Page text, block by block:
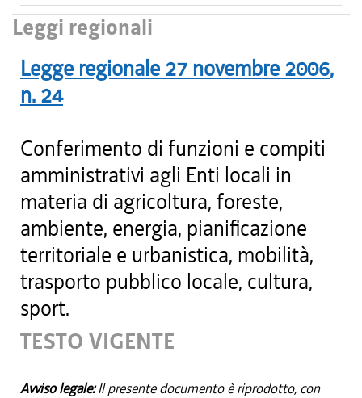
Leggi regionali
Legge regionale 27 novembre 2006,
n. 24
Conferimento di funzioni e compiti
amministrativi agli Enti locali in
materia di agricoltura, foreste,
ambiente, energia, pianificazione
territoriale e urbanistica, mobilità,
trasporto pubblico locale, cultura,
sport.
TESTO VIGENTE
Avviso legale:Il presente documento è riprodotto, con